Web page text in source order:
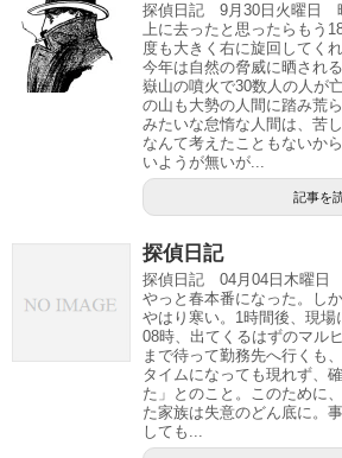
探偵日記 9月30日火曜日
上に去ったと思ったらもう
度も大きく右に旋回してく
今年は自然の脅威に晒され
嶽山の噴火で30数人の人が
の山も大勢の人間に踏み荒
みたいな怠惰な人間は、苦
なんて考えたこともないか
いようが無いが...
記事を
探偵日記
探偵日記 04月04日木曜日
やっと春本番になった。し
やはり寒い。1時間後、現場
08時、出てくるはずのマル
まで待って勤務先へ行くも
タイムになっても現れず、
た」とのこと。このために
た家族は失意のどん底に。
しても...